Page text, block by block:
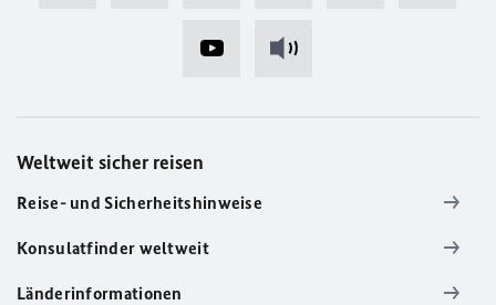
Weltweit sicher reisen
Reise- und Sicherheitshinweise
Konsulatfinder weltweit
Länderinformationen